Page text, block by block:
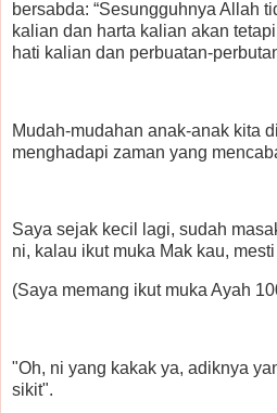
bersabda: “Sesungguhnya Allah
kalian dan harta kalian akan
hati kalian dan perbuatan-
Mudah-mudahan anak-anak kita
menghadapi zaman yang
Saya sejak kecil lagi, sudah
ni, kalau ikut muka Mak kau,
(Saya memang ikut muka Ayah
"Oh, ni yang kakak ya, adiknya
sikit".